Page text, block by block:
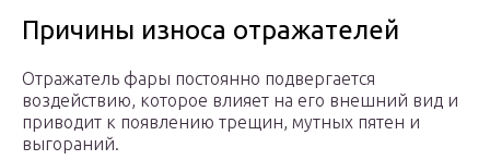
Причины износа отражателей
Отражатель фары постоянно подвергается
воздействию, которое влияет на его внешний вид и
приводит к появлению трещин, мутных пятен и
выгораний.